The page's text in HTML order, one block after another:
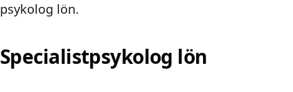
psykolog lön.
Specialistpsykolog lön